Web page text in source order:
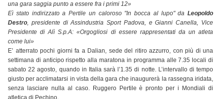
una gara saggia punto a essere fra i primi 12»
Eì stato indirizzato a Pertile un caloroso "In bocca al lupo" da Leopoldo
Destro, presidente di Assindustria Sport Padova, e Gianni Canella, Vice
Presidente di Alì S.p.A: «Orgogliosi di essere rappresentati da un atleta
come lui»
E’ atterrato pochi giorni fa a Dalian, sede del ritiro azzurro, con più di una
settimana di anticipo rispetto alla maratona in programma alle 7.35 locali di
sabato 22 agosto, quando in Italia sarà l’1.35 di notte. L’intervallo di tempo
giusto per acclimatarsi in vista della gara che inaugurerà la rassegna iridata,
senza lasciare nulla al caso. Ruggero Pertile è pronto per i Mondiali di
atletica di Pechino.